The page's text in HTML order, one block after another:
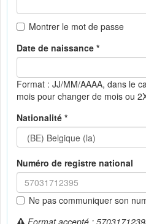
Montrer le mot de passe
Date de naissance *
Format : JJ/MM/AAAA, dans le
mois pour changer de mois ou
Nationalité *
Numéro de registre national
Ne pas communiquer son
Format accepté :